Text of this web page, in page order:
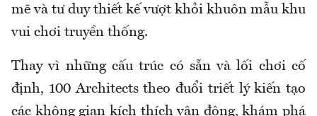
mẽ và tư duy thiết kế vượt khỏi khuôn mẫu khu
vui chơi truyền thống.
Thay vì những cấu trúc có sẵn và lối chơi cố
định, 100 Architects theo đuổi triết lý kiến tạo
các không gian kích thích vận động, khám phá